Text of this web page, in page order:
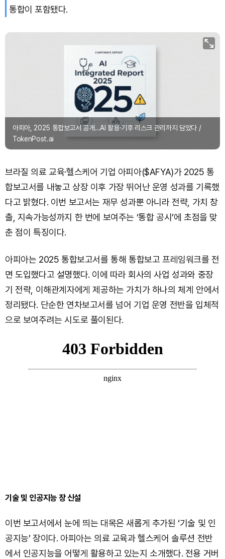
통합이 포함됐다.
아피아, 2025 통합보고서 공개…AI 활용·기후 리스크 관리까지 담았다 /
TokenPost.ai
브라질 의료 교육·헬스케어 기업 아피아($AFYA)가 2025 통
합보고서를 내놓고 상장 이후 가장 뛰어난 운영 성과를 기록했
다고 밝혔다. 이번 보고서는 재무 성과뿐 아니라 전략, 가치 창
출, 지속가능성까지 한 번에 보여주는 ‘통합 공시’에 초점을 맞
춘 점이 특징이다.
아피아는 2025 통합보고서를 통해 통합보고 프레임워크를 전
면 도입했다고 설명했다. 이에 따라 회사의 사업 성과와 중장
기 전략, 이해관계자에게 제공하는 가치가 하나의 체계 안에서
정리됐다. 단순한 연차보고서를 넘어 기업 운영 전반을 입체적
으로 보여주려는 시도로 풀이된다.
기술 및 인공지능 장 신설
이번 보고서에서 눈에 띄는 대목은 새롭게 추가된 ‘기술 및 인
공지능’ 장이다. 아피아는 의료 교육과 헬스케어 솔루션 전반
에서 인공지능을 어떻게 활용하고 있는지 소개했다. 전용 거버